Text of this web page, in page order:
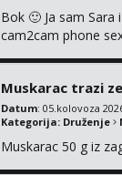
Bok 🙂 Ja sam
cam2cam phone
Muskarac trazi
Datum: 05.kolovoza
Kategorija: Druženje
Muskarac 50 g iz